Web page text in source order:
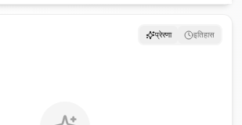
प्रेरणा इतिहास